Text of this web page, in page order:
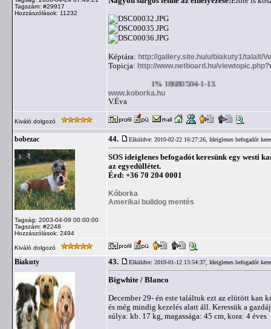
Tagszám: #29917
Hozzászólások: 11232
Képtára: http://gallery.site.hu/u/biakuty1/talalt/
Topicja: http://www.netboard.hu/
1% 18680504-1-13.
www.koborka.hu
V.Éva
Kiváló dolgozó
bobezac
Tagság: 2003-04-09 00:00:00
Tagszám: #2248
Hozzászólások: 2494
44. Elküldve: 2010-02-22 16:27:26, Ideiglenes befogadót
SOS ideiglenes befogadót keresünk egy westi
az egyedüllétet.
Érd: +36 70 204 0001
Kóborka
Amerikai bulldog mentés
Kiváló dolgozó
Biakuty 43. Elküldve: 2010-01-12 13:54:37, Ideiglenes befogadót
Bigwhite / Blanco
December 29- én este találtuk ezt az elütött kan
és még mindig kezelés alatt áll. Keressük a
súlya: kb. 17 kg, magassága: 45 cm, kora: 4 éves